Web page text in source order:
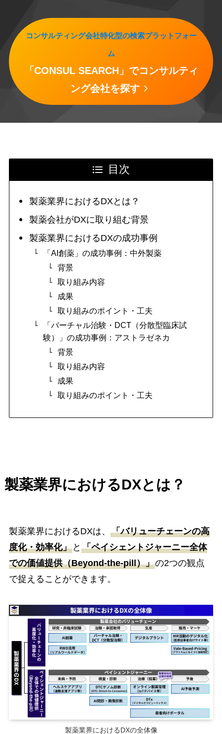
コンサルティング会社特化型の検索プラットフォー
ム
「CONSUL SEARCH」でコンサルティ
ング会社を探す
目次
製薬業界におけるDXとは？
製薬会社がDXに取り組む背景
製薬業界におけるDXの成功事例
「AI創薬」の成功事例：中外製薬
背景
取り組み内容
成果
取り組みのポイント・工夫
「バーチャル治験・DCT（分散型臨床試
験）」の成功事例：アストラゼネカ
背景
取り組み内容
成果
取り組みのポイント・工夫
製薬業界におけるDXとは？
製薬業界におけるDXは、 「バリューチェーンの高
度化・効率化」と 「ペイシェントジャーニー全体
での価値提供（Beyond-the-pill）」の2つの観点
で捉えることができます。
製薬業界におけるDXの全体像